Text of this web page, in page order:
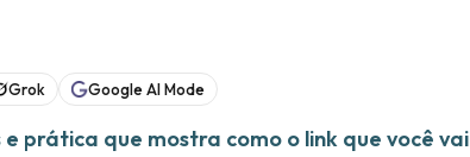
Grok Google AI Mode
prática que mostra como o link que você vai